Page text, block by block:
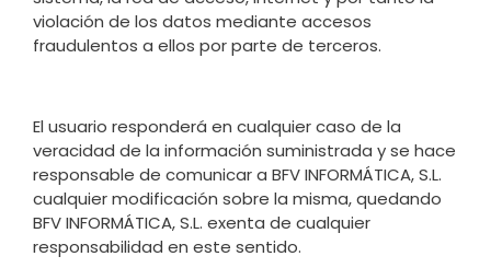
violación de los datos mediante accesos
fraudulentos a ellos por parte de terceros.
El usuario responderá en cualquier caso de la
veracidad de la información suministrada y se hace
responsable de comunicar a BFV INFORMÁTICA, S.L.
cualquier modificación sobre la misma, quedando
BFV INFORMÁTICA, S.L. exenta de cualquier
responsabilidad en este sentido.